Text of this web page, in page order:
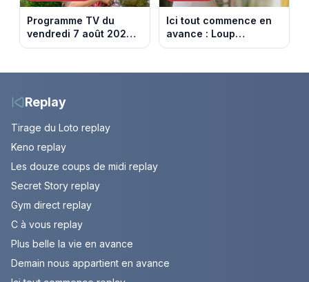
Programme TV du
vendredi 7 août 2026 :
notre sélection pour
Ici tout commence en
avance : Loup
découvre la trahison
10 août 2026 (spoiler)
Replay
Tirage du Loto replay
Keno replay
Les douze coups de midi replay
Secret Story replay
Gym direct replay
C à vous replay
Plus belle la vie en avance
Demain nous appartient en avance